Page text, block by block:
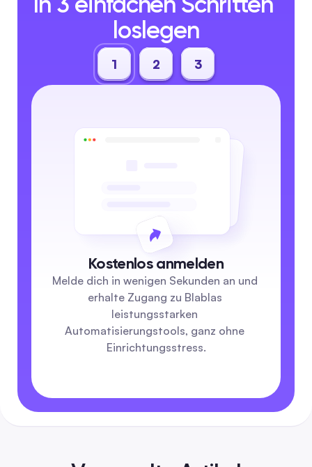
loslegen
1 2 3
Kostenlos anmelden
Melde dich in wenigen Sekunden an und
erhalte Zugang zu Blablas
leistungsstarken
Automatisierungstools, ganz ohne
Einrichtungsstress.